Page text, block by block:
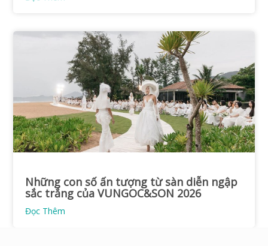
Những con số ấn tượng từ sàn diễn ngập
sắc trắng của VUNGOC&SON 2026
Đọc Thêm